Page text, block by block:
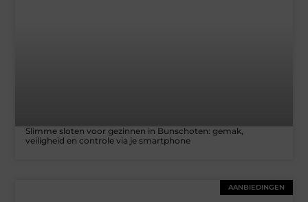
Slimme sloten voor gezinnen in Bunschoten: gemak,
veiligheid en controle via je smartphone
AANBIEDINGEN